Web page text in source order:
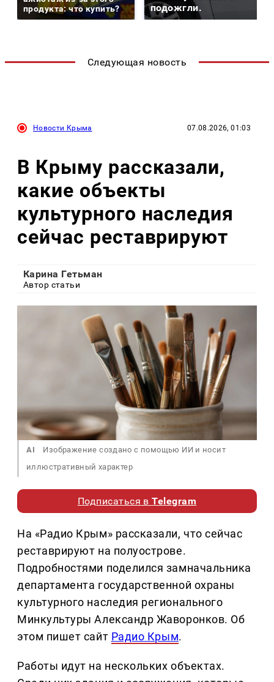
продукта: что купить?
подожгли.
Следующая новость
Новости Крыма 07.08.2026, 01:03
В Крыму рассказали,
какие объекты
культурного наследия
сейчас реставрируют
Карина Гетьман
Автор статьи
AI
Изображение создано с помощью ИИ и носит
иллюстративный характер
Подписаться вTelegram
На «Радио Крым» рассказали, что сейчас
реставрируют на полуострове.
Подробностями поделился замначальника
департамента государственной охраны
культурного наследия регионального
Минкультуры Александр Жаворонков. Об
этом пишет сайт Радио Крым.
Работы идут на нескольких объектах.